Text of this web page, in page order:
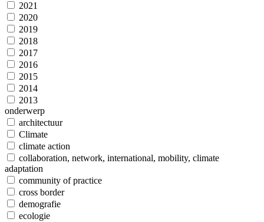
2021
2020
2019
2018
2017
2016
2015
2014
2013
onderwerp
architectuur
Climate
climate action
collaboration, network, international, mobility, climate
adaptation
community of practice
cross border
demografie
ecologie